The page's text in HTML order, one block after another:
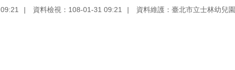
資料檢視：108-01-31 09:21 資料維護：臺北市立士林幼兒園